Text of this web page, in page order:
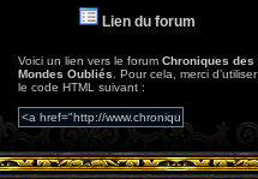
Lien du forum
Voici un lien vers le forum Chroniques des
Mondes Oubliés . Pour cela, merci d’utiliser
le code HTML suivant :